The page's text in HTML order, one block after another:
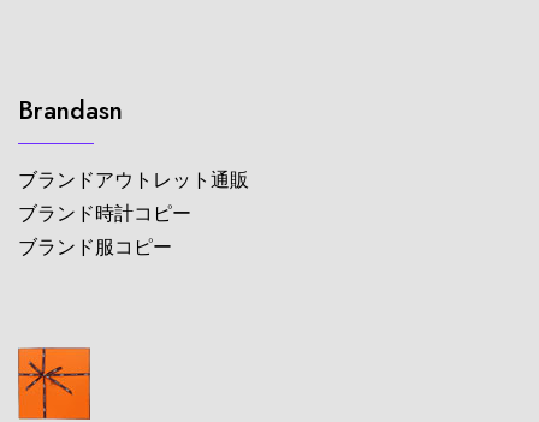
Brandasn
ブランドアウトレット通販
ブランド時計コピー
ブランド服コピー